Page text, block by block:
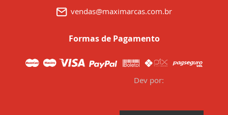
vendas@maximarcas.com.br
Formas de Pagamento
Dev por: